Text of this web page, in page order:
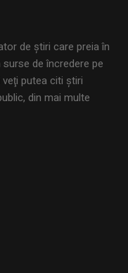
de ştiri care preia în
de încredere pe
putea citi ştiri
din mai multe